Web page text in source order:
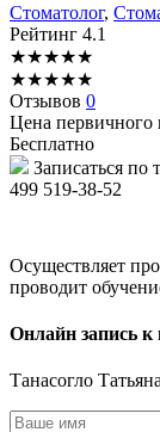
Стоматолог,
Рейтинг 4.1
★★★★★
★★★★★
Отзывов 0
Цена первичного
Бесплатно
Записаться по
499 519-38-52
Осуществляет
проводит
Онлайн запись к
Танасогло